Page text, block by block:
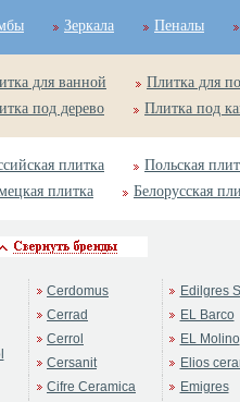
Зеркала Пеналы
для ванной
Плитка для
под дерево
Плитка под
плитка
Польская
плитка
Белорусская
Cerdomus
Cerrad
Cerrol
Cersanit
Cifre Ceramica
Edilgres
EL Barco
EL Molino
Elios
Emigres